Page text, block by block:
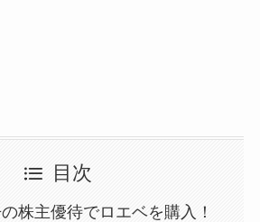
目次
株主優待でロエベを購入！